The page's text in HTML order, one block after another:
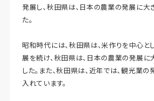
発展し、秋田県は、日本の農業の発展に大
た。
昭和時代には、秋田県は、米作りを中心と
展を続け、秋田県は、日本の農業の発展に
した。また、秋田県は、近年では、観光業
入れています。